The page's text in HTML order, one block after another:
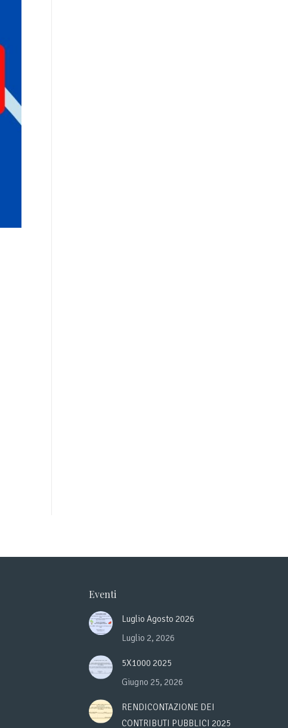
Eventi
Luglio Agosto 2026
Luglio 2, 2026
5X1000 2025
Giugno 25, 2026
RENDICONTAZIONE DEI
CONTRIBUTI PUBBLICI 2025